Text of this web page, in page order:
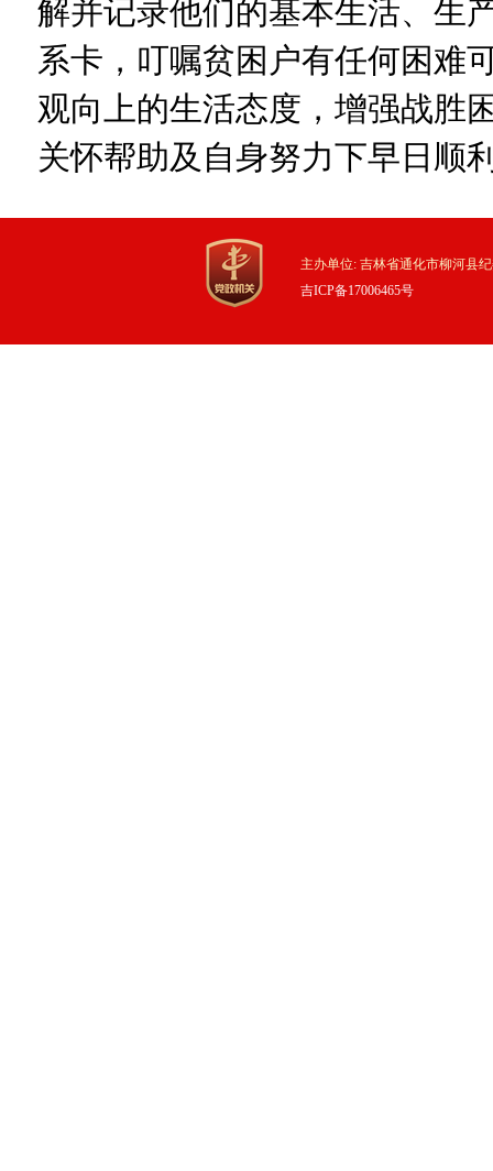
解并记录他们的基本生活、生
系卡，叮嘱贫困户有任何困难
观向上的生活态度，增强战胜
关怀帮助及自身努力下早日
主办单位: 吉林省通化市柳河县
吉ICP备17006465号